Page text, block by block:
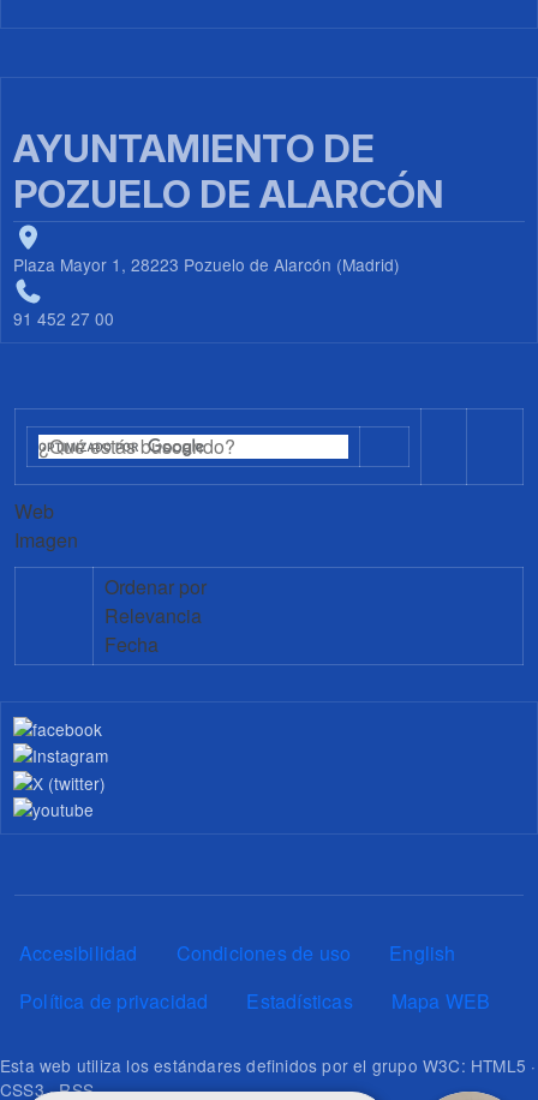
AYUNTAMIENTO DE
POZUELO DE ALARCÓN
Plaza Mayor 1, 28223 Pozuelo de Alarcón (Madrid)
91 452 27 00
Web
Imagen
Ordenar por
Relevancia
Fecha
Pie de página
Accesibilidad Condiciones de uso
English
Política de privacidad
Estadísticas Mapa WEB
Esta web utiliza los estándares definidos por el grupo W3C: HTML5 ·
CSS3 · RSS